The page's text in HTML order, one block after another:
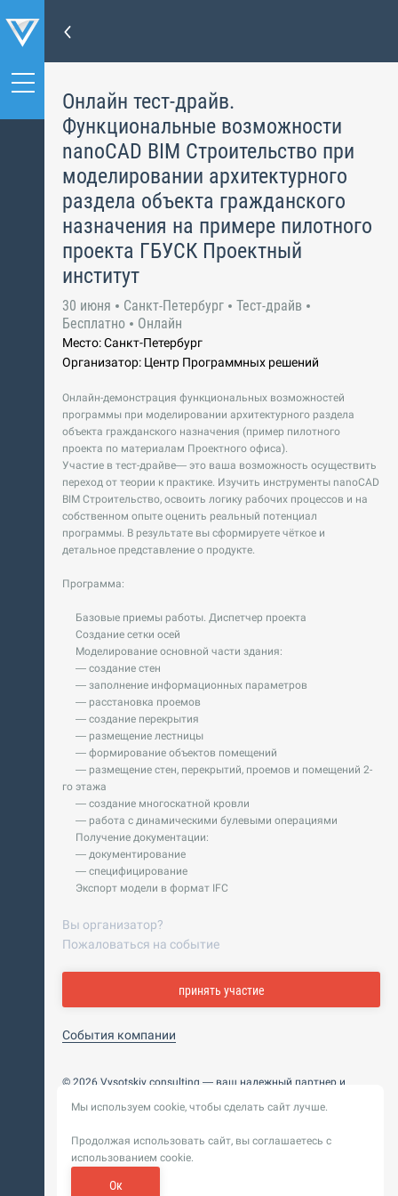
Онлайн тест-драйв.
Функциональные возможности
nanoCAD BIM Строительство при
моделировании архитектурного
раздела объекта гражданского
назначения на примере пилотного
проекта ГБУСК Проектный
институт
30 июня Санкт-Петербург
Тест-драйв
Бесплатно
Онлайн
Место: Санкт-Петербург
Организатор: Центр Программных решений
Онлайн-демонстрация функциональных возможностей
программы при моделировании архитектурного раздела
объекта гражданского назначения (пример пилотного
проекта по материалам Проектного офиса).
Участие в тест-драйве— это ваша возможность осуществить
переход от теории к практике. Изучить инструменты nanoCAD
BIM Строительство, освоить логику рабочих процессов и на
собственном опыте оценить реальный потенциал
программы. В результате вы сформируете чёткое и
детальное представление о продукте.
Программа:
Базовые приемы работы. Диспетчер проекта
Создание сетки осей
Моделирование основной части здания:
— создание стен
— заполнение информационных параметров
— расстановка проемов
— создание перекрытия
— размещение лестницы
— формирование объектов помещений
— размещение стен, перекрытий, проемов и помещений 2-
го этажа
— создание многоскатной кровли
— работа с динамическими булевыми операциями
Получение документации:
— документирование
— специфицирование
Экспорт модели в формат IFC
Вы организатор?
Пожаловаться на событие
принять участие
События компании
© 2026 Vysotskiy consulting — ваш надежный партнер и
Цифровизация, BIM, ИИ. Внедряем и оптимизируем
Пользовательское
соглашение
Политика обработки персональных
данных
Мы используем cookie, чтобы сделать сайт лучше.
Продолжая использовать сайт, вы соглашаетесь с
использованием cookie.
Ок